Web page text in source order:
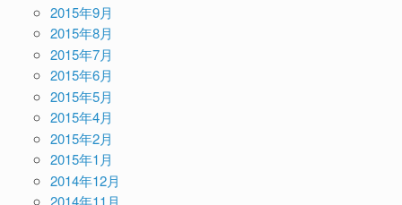
2015年9月
2015年8月
2015年7月
2015年6月
2015年5月
2015年4月
2015年2月
2015年1月
2014年12月
2014年11月